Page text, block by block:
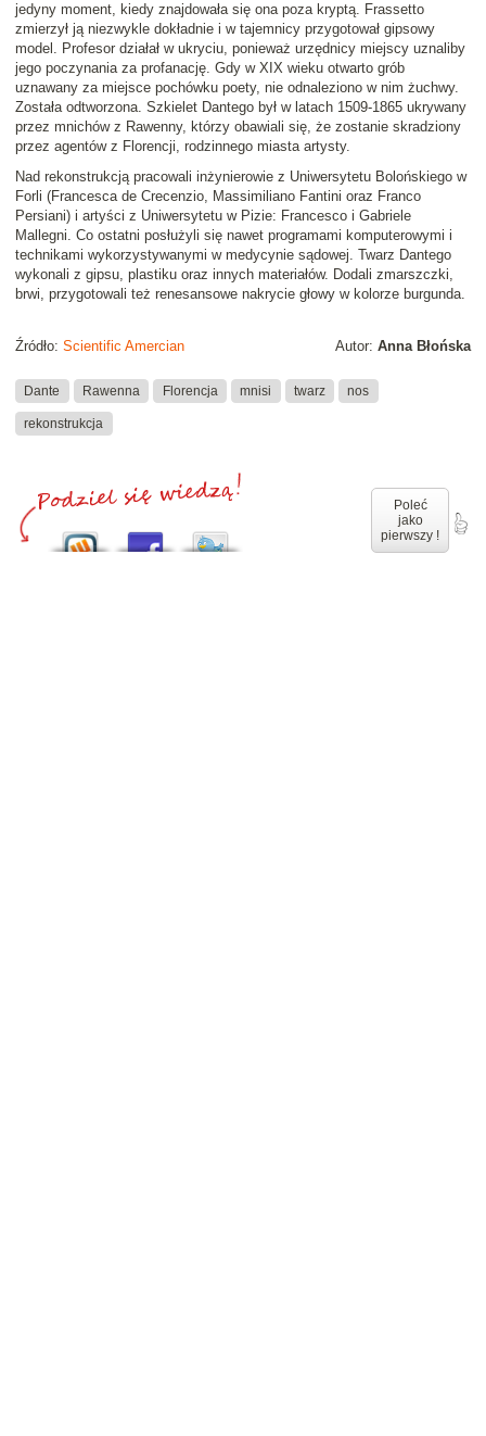
jedyny moment, kiedy znajdowała się ona poza kryptą. Frassetto
zmierzył ją niezwykle dokładnie i w tajemnicy przygotował gipsowy
model. Profesor działał w ukryciu, ponieważ urzędnicy miejscy uznaliby
jego poczynania za profanację. Gdy w XIX wieku otwarto grób
uznawany za miejsce pochówku poety, nie odnaleziono w nim żuchwy.
Została odtworzona. Szkielet Dantego był w latach 1509-1865 ukrywany
przez mnichów z Rawenny, którzy obawiali się, że zostanie skradziony
przez agentów z Florencji, rodzinnego miasta artysty.
Nad rekonstrukcją pracowali inżynierowie z Uniwersytetu Bolońskiego w
Forli (Francesca de Crecenzio, Massimiliano Fantini oraz Franco
Persiani) i artyści z Uniwersytetu w Pizie: Francesco i Gabriele
Mallegni. Co ostatni posłużyli się nawet programami komputerowymi i
technikami wykorzystywanymi w medycynie sądowej. Twarz Dantego
wykonali z gipsu, plastiku oraz innych materiałów. Dodali zmarszczki,
brwi, przygotowali też renesansowe nakrycie głowy w kolorze burgunda.
Autor: Anna Błońska
Źródło: Scientific Amercian
Dante Rawenna Florencja mnisi twarz nos
rekonstrukcja
Poleć
jako
pierwszy !